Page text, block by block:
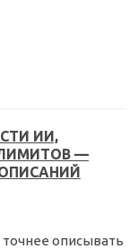
ИИ,
—
точнее описывать